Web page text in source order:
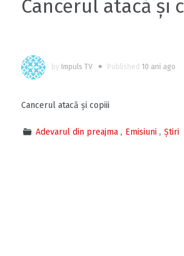
Cancerul atacă și
by Impuls TV Published 10 ani ago
Cancerul atacă și copiii
Adevarul din preajma Emisiuni Știri